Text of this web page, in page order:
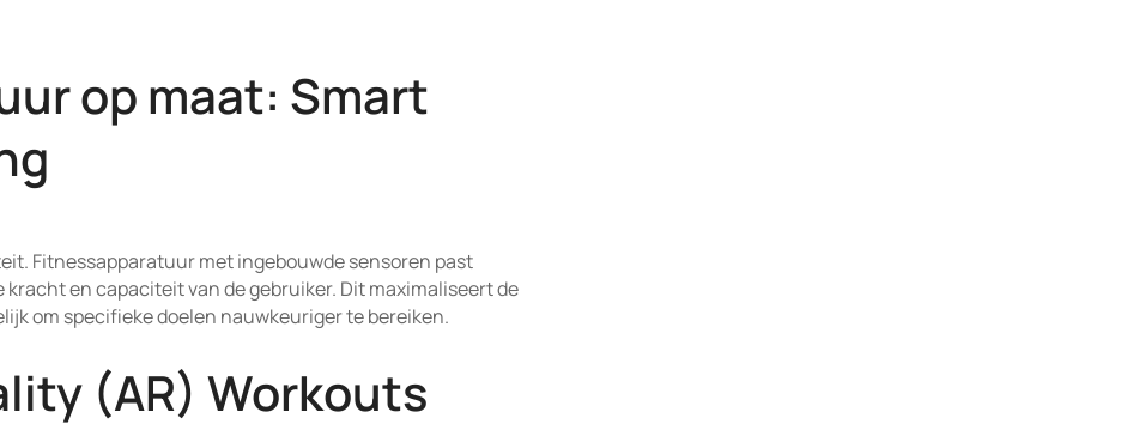
op maat: Smart
Fitnessapparatuur met ingebouwde sensoren past
en capaciteit van de gebruiker. Dit maximaliseert de
om specifieke doelen nauwkeuriger te bereiken.
(AR) Workouts